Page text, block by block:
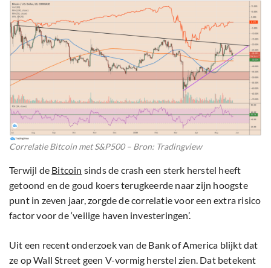
Correlatie Bitcoin met S&P500 – Bron: Tradingview
Terwijl de Bitcoin sinds de crash een sterk herstel heeft
getoond en de goud koers terugkeerde naar zijn hoogste
punt in zeven jaar, zorgde de correlatie voor een extra risico
factor voor de ‘veilige haven investeringen’.
Uit een recent onderzoek van de Bank of America blijkt dat
ze op Wall Street geen V-vormig herstel zien. Dat betekent